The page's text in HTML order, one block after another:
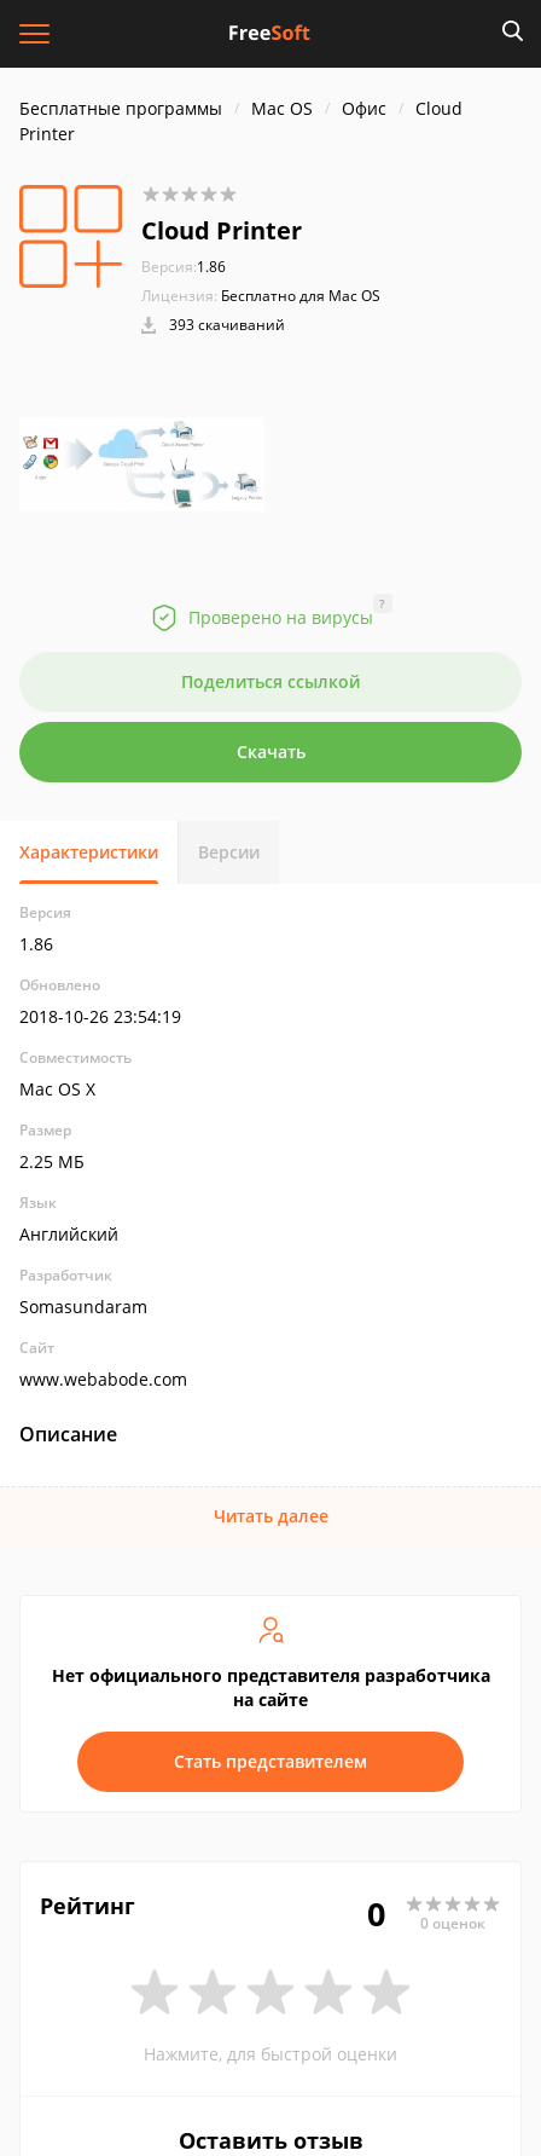
Бесплатные программы Mac OS Офис
Cloud
Printer
Cloud Printer
Версия:1.86
Лицензия: Бесплатно для Mac OS
393 скачиваний
Проверено на вирусы
?
Поделиться ссылкой
Скачать
Характеристики Версии
Версия
1.86
Обновлено
2018-10-26 23:54:19
Совместимость
Mac OS X
Размер
2.25 МБ
Язык
Английский
Разработчик
Somasundaram
Сайт
www.webabode.com
Описание
Читать далее
Нет официального представителя разработчика
на сайте
Стать представителем
Рейтинг 0 0 оценок
Нажмите, для быстрой оценки
Оставить отзыв